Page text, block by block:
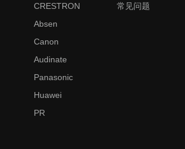
CRESTRON
Absen
Canon
Audinate
Panasonic
Huawei
PR
常见问题